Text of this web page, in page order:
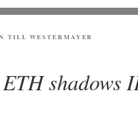
TILL WESTERMAYER
shadows